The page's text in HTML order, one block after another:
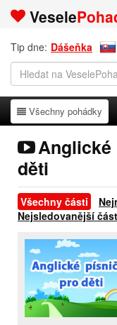
Vesele
Tip dne: Dášeňka
Všechny pohádky
Všechny pohádky
děti
Všechny části
Nejsledovanější